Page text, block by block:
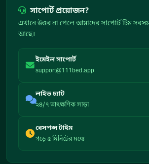
সাপোর্ট প্রয়োজন?
এখানে উত্তর না পেলে আমাদের সাপোর্ট টিম
আছে।
ইমেইল সাপোর্ট
support@111bed.app
লাইভ চ্যাট
২৪/৭ তাৎক্ষণিক সাড়া
রেসপন্স টাইম
গড়ে ৫ মিনিটের মধ্যে